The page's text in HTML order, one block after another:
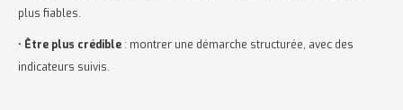
plus fiables.
• Être plus crédible : montrer une démarche structurée, avec des
indicateurs suivis.